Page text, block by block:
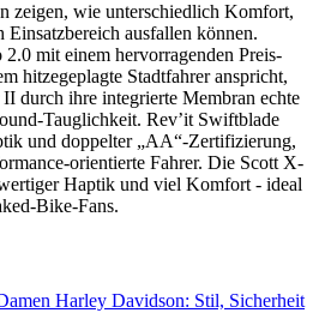
zeigen, wie unterschiedlich Komfort,
ausfallen können.
mit einem hervorragenden Preis-
hitzegeplagte Stadtfahrer anspricht,
durch ihre integrierte Membran echte
Tauglichkeit. Rev’it Swiftblade
und doppelter „AA“-Zertifizierung,
orientierte Fahrer. Die Scott X-
Haptik und viel Komfort - ideal
Bike-Fans.
Harley Davidson: Stil, Sicherheit